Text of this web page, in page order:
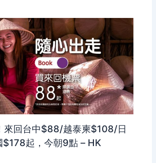
來回台中$88/越泰柬$108/日
起，今朝9點 – HK